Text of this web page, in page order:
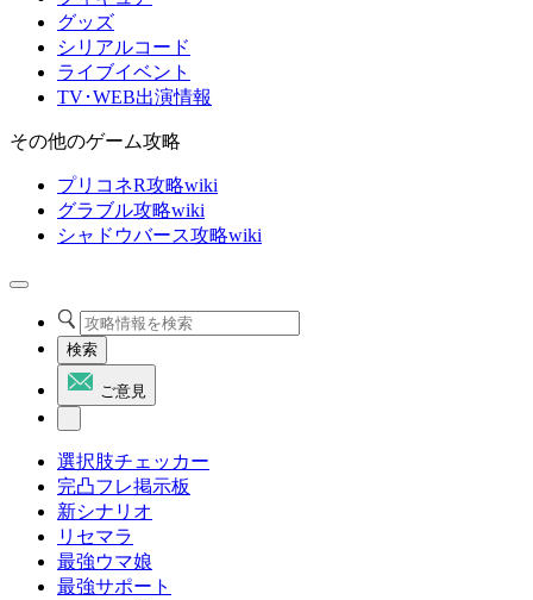
グッズ
シリアルコード
ライブイベント
TV･WEB出演情報
その他のゲーム攻略
プリコネR攻略wiki
グラブル攻略wiki
シャドウバース攻略wiki
検索
ご意見
選択肢チェッカー
完凸フレ掲示板
新シナリオ
リセマラ
最強ウマ娘
最強サポート